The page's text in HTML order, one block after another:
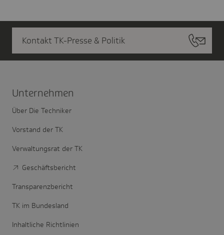
Kontakt TK-Presse & Politik
Unter­nehmen
Über Die Techniker
Vorstand der TK
Verwaltungsrat der TK
Geschäftsbericht
Transparenzbericht
TK im Bundesland
Inhaltliche Richtlinien